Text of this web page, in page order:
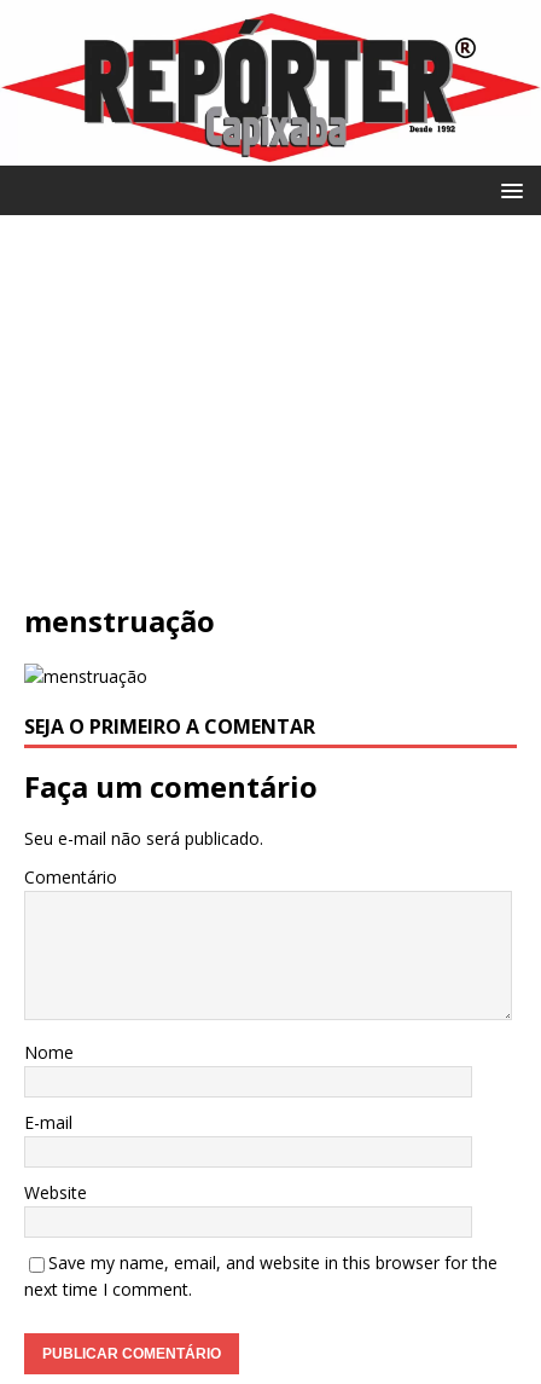
menstruação
SEJA O PRIMEIRO A COMENTAR
Faça um comentário
Seu e-mail não será publicado.
Comentário
Nome
E-mail
Website
Save my name, email, and website in this browser for the
next time I comment.